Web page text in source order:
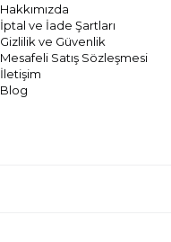
Hakkımızda
İptal ve İade Şartları
Gizlilik ve Güvenlik
Mesafeli Satış Sözleşmesi
İletişim
Blog